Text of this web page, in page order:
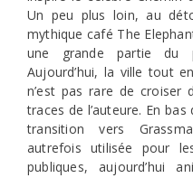
Un peu plus loin, au
mythique café The
une grande partie du
Aujourd’hui, la ville tout
n’est pas rare de croiser
traces de l’auteure. En
transition vers
autrefois utilisée pour
publiques, aujourd’hui